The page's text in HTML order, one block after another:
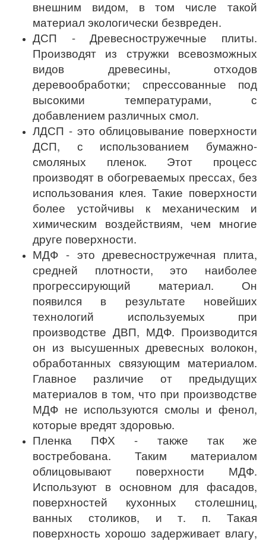
внешним видом, в том числе такой
материал экологически безвреден.
ДСП - Древесностружечные плиты.
Производят из стружки всевозможных
видов древесины, отходов
деревообработки; спрессованные под
высокими температурами, с
добавлением различных смол.
ЛДСП - это облицовывание поверхности
ДСП, с использованием бумажно-
смоляных пленок. Этот процесс
производят в обогреваемых прессах, без
использования клея. Такие поверхности
более устойчивы к механическим и
химическим воздействиям, чем многие
друге поверхности.
МДФ - это древесностружечная плита,
средней плотности, это наиболее
прогрессирующий материал. Он
появился в результате новейших
технологий используемых при
производстве ДВП, МДФ. Производится
он из высушенных древесных волокон,
обработанных связующим материалом.
Главное различие от предыдущих
материалов в том, что при производстве
МДФ не используются смолы и фенол,
которые вредят здоровью.
Пленка ПФХ - также так же
востребована. Таким материалом
облицовывают поверхности МДФ.
Используют в основном для фасадов,
поверхностей кухонных столешниц,
ванных столиков, и т. п. Такая
поверхность хорошо задерживает влагу,